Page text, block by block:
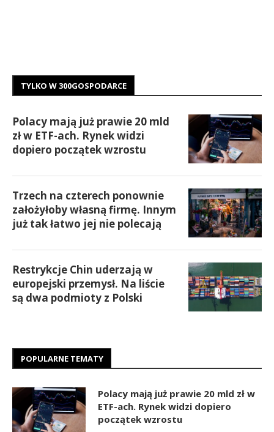
TYLKO W 300GOSPODARCE
Polacy mają już prawie 20 mld
zł w ETF-ach. Rynek widzi
dopiero początek wzrostu
Trzech na czterech ponownie
założyłoby własną firmę. Innym
już tak łatwo jej nie polecają
Restrykcje Chin uderzają w
europejski przemysł. Na liście
są dwa podmioty z Polski
POPULARNE TEMATY
Polacy mają już prawie 20 mld zł w
ETF-ach. Rynek widzi dopiero
początek wzrostu